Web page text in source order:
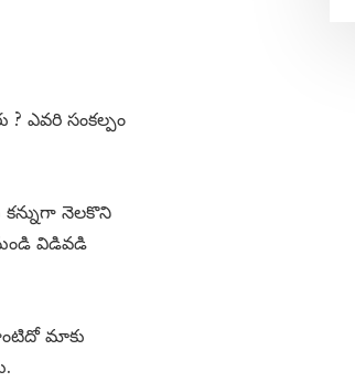
ఎవరి సంకల్పం
కన్నుగా నెలకొని
విడివడి
మాకు